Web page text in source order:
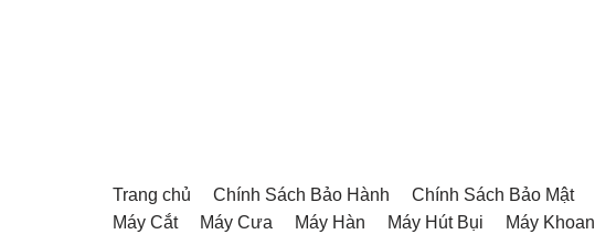
Trang chủ Chính Sách Bảo Hành Chính Sách Bảo Mật
Máy Cắt
Máy Cưa Máy Hàn Máy Hút Bụi Máy Khoan